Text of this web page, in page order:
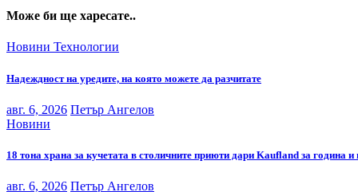
Може би ще харесате..
Новини Технологии
Надеждност на уредите, на която можете да разчитате
авг. 6, 2026 Петър Ангелов
Новини
18 тона храна за кучетата в столичните приюти дари Kaufland за година и
авг. 6, 2026 Петър Ангелов